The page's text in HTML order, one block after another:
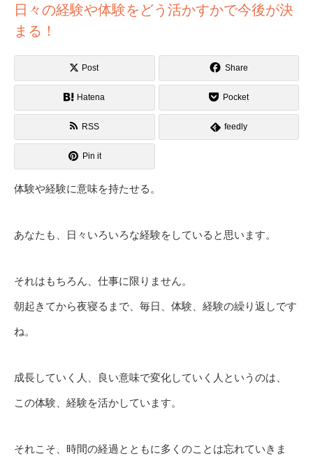
日々の経験や体験をどう活かすかで今後が決
まる！
Post Share
Hatena Pocket
RSS feedly
Pin it
体験や経験に意味を持たせる。
あなたも、日々いろいろな経験をしていると思います。
それはもちろん、仕事に限りません。
朝起きてから夜寝るまで、毎日、体験、経験の繰り返しです
ね。
成長していく人、良い意味で変化していく人というのは、
この体験、経験を活かしています。
それこそ、時間の経過とともに多くのことは忘れていきま